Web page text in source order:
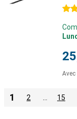
4.5
1 2 15